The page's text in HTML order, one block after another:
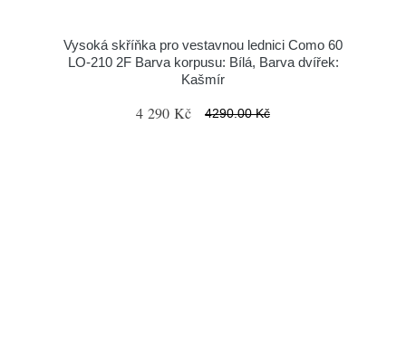
Vysoká skříňka pro vestavnou lednici Como 60
LO-210 2F Barva korpusu: Bílá, Barva dvířek:
Kašmír
4 290 Kč 4290.00 Kč